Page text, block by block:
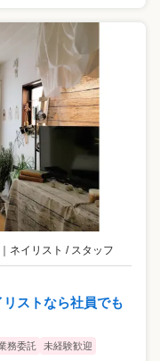
ネイリスト / スタッフ
ストなら社員でも
務委託
未経験歓迎